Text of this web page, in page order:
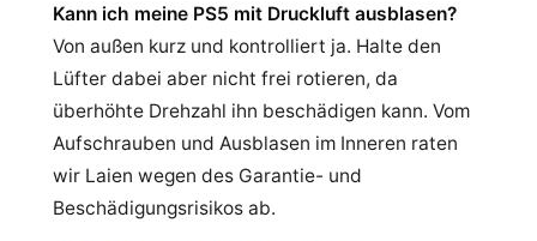
Kann ich meine PS5 mit Druckluft ausblasen?
Von außen kurz und kontrolliert ja. Halte den
Lüfter dabei aber nicht frei rotieren, da
überhöhte Drehzahl ihn beschädigen kann. Vom
Aufschrauben und Ausblasen im Inneren raten
wir Laien wegen des Garantie- und
Beschädigungsrisikos ab.